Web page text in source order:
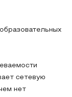
сетевую
нет